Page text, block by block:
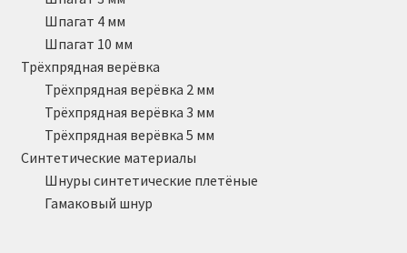
Шпагат 4 мм
Шпагат 10 мм
Трёхпрядная верёвка
Трёхпрядная верёвка 2 мм
Трёхпрядная верёвка 3 мм
Трёхпрядная верёвка 5 мм
Синтетические материалы
Шнуры синтетические плетёные
Гамаковый шнур